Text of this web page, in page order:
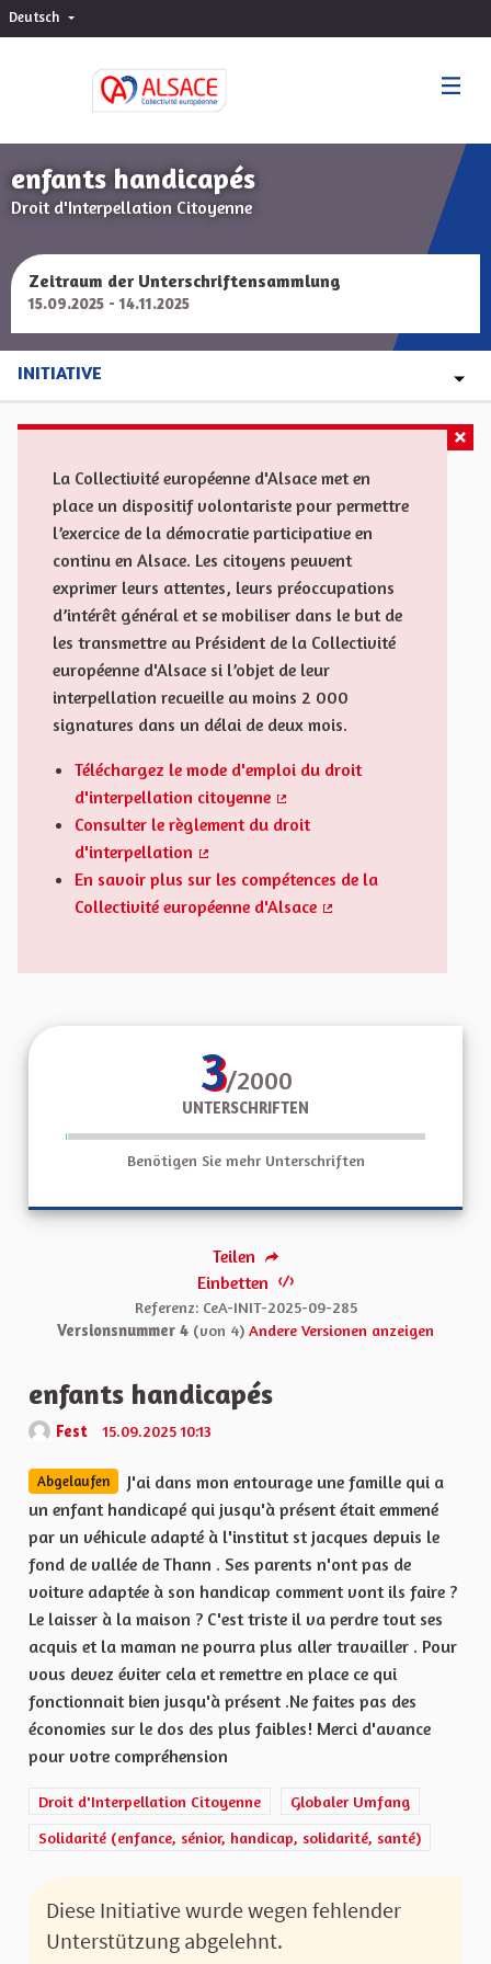
Deutsch Choisir la langue
enfants handicapés
Droit d'Interpellation Citoyenne
Zeitraum der Unterschriftensammlung
15.09.2025 - 14.11.2025
INITIATIVE
La Collectivité européenne d'Alsace met en
place un dispositif volontariste pour permettre
l’exercice de la démocratie participative en
continu en Alsace. Les citoyens peuvent
exprimer leurs attentes, leurs préoccupations
d’intérêt général et se mobiliser dans le but de
les transmettre au Président de la Collectivité
européenne d'Alsace si l’objet de leur
interpellation recueille au moins 2 000
signatures dans un délai de deux mois.
Téléchargez le mode d'emploi du droit
d'interpellation citoyenne
(Externer Link)
Consulter le règlement du droit
d'interpellation
(Externer Link)
En savoir plus sur les compétences de la
Collectivité européenne d'Alsace
3/2000
UNTERSCHRIFTEN
Benötigen Sie mehr Unterschriften
Teilen
Einbetten
Referenz: CeA-INIT-2025-09-285
Versionsnummer 4 (von 4) Andere Versionen anzeigen
enfants handicapés
Fest 15.09.2025 10:13
Abgelaufen
J'ai dans mon entourage une famille qui a
un enfant handicapé qui jusqu'à présent était emmené
par un véhicule adapté à l'institut st jacques depuis le
fond de vallée de Thann . Ses parents n'ont pas de
voiture adaptée à son handicap comment vont ils faire ?
Le laisser à la maison ? C'est triste il va perdre tout ses
acquis et la maman ne pourra plus aller travailler . Pour
vous devez éviter cela et remettre en place ce qui
fonctionnait bien jusqu'à présent .Ne faites pas des
économies sur le dos des plus faibles! Merci d'avance
pour votre compréhension
Droit d'Interpellation Citoyenne
Globaler Umfang
Solidarité (enfance, sénior, handicap, solidarité, santé)
Diese Initiative wurde wegen fehlender
Unterstützung abgelehnt.